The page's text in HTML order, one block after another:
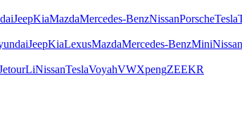
JeepKiaMazdaMercedes-BenzNissanPorscheTesla
JeepKiaLexusMazdaMercedes-BenzMiniNissan
LiNissanTeslaVoyahVWXpengZEEKR